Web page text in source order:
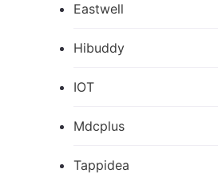
Eastwell
Hibuddy
IOT
Mdcplus
Tappidea